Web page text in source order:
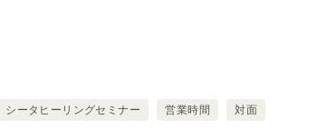
シータヒーリングセミナー 営業時間 対面